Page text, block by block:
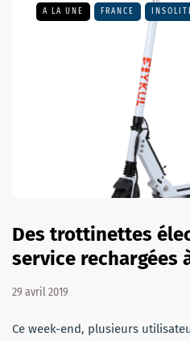
A LA UNE FRANCE
Des trottinettes
service rechargées
29 avril 2019
Ce week-end, plusieurs